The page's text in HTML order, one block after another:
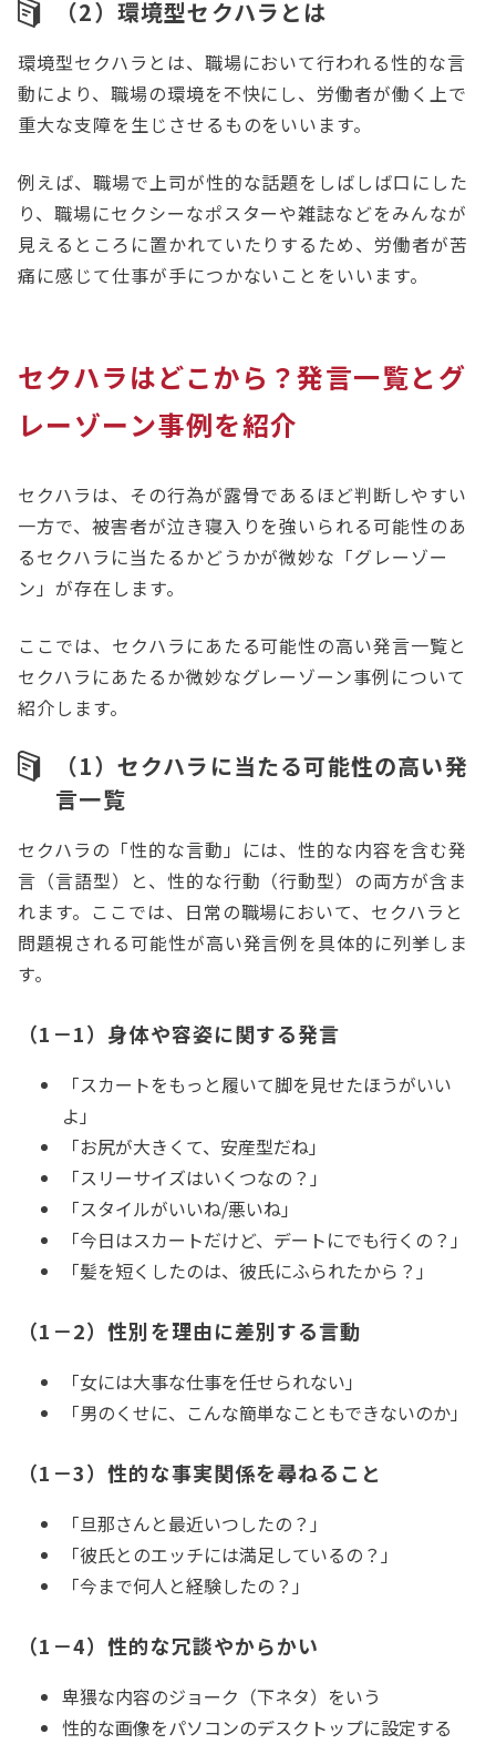
（2）環境型セクハラとは
環境型セクハラとは、職場において行われる性的な言
動により、職場の環境を不快にし、労働者が働く上で
重大な支障を生じさせるものをいいます。
例えば、職場で上司が性的な話題をしばしば口にした
り、職場にセクシーなポスターや雑誌などをみんなが
見えるところに置かれていたりするため、労働者が苦
痛に感じて仕事が手につかないことをいいます。
セクハラはどこから？発言一覧とグ
レーゾーン事例を紹介
セクハラは、その行為が露骨であるほど判断しやすい
一方で、被害者が泣き寝入りを強いられる可能性のあ
るセクハラに当たるかどうかが微妙な「グレーゾー
ン」が存在します。
ここでは、セクハラにあたる可能性の高い発言一覧と
セクハラにあたるか微妙なグレーゾーン事例について
紹介します。
（1）セクハラに当たる可能性の高い発
言一覧
セクハラの「性的な言動」には、性的な内容を含む発
言（言語型）と、性的な行動（行動型）の両方が含ま
れます。ここでは、日常の職場において、セクハラと
問題視される可能性が高い発言例を具体的に列挙しま
す。
（1－1）身体や容姿に関する発言
「スカートをもっと履いて脚を見せたほうがいい
よ」
「お尻が大きくて、安産型だね」
「スリーサイズはいくつなの？」
「スタイルがいいね/悪いね」
「今日はスカートだけど、デートにでも行くの？」
「髪を短くしたのは、彼氏にふられたから？」
（1－2）性別を理由に差別する言動
「女には大事な仕事を任せられない」
「男のくせに、こんな簡単なこともできないのか」
（1－3）性的な事実関係を尋ねること
「旦那さんと最近いつしたの？」
「彼氏とのエッチには満足しているの？」
「今まで何人と経験したの？」
（1－4）性的な冗談やからかい
卑猥な内容のジョーク（下ネタ）をいう
性的な画像をパソコンのデスクトップに設定する